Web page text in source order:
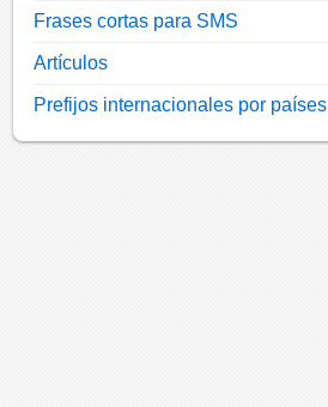
Frases cortas para SMS
Artículos
Prefijos internacionales por países